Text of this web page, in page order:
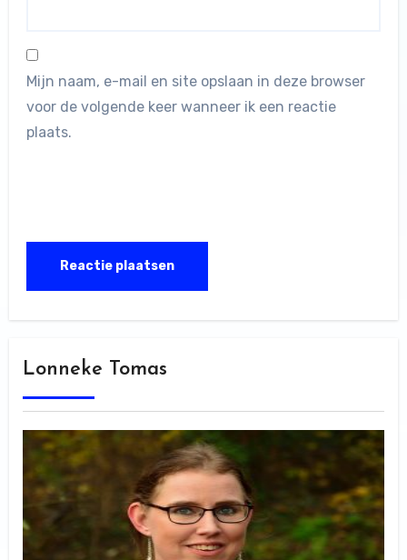
Mijn naam, e-mail en site opslaan in deze browser
voor de volgende keer wanneer ik een reactie
plaats.
Lonneke Tomas